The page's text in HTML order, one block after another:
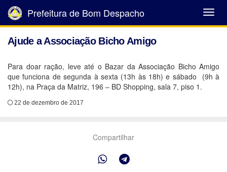
Abrir
Menu
Prefeitura de Bom Despacho
Ajude a Associação Bicho Amigo
Para doar ração, leve até o Bazar da Associação Bicho Amigo
que funciona de segunda à sexta (13h às 18h) e sábado (9h à
12h), na Praça da Matriz, 196 – BD Shopping, sala 7, piso 1.
22 de dezembro de 2017
Compartilhar